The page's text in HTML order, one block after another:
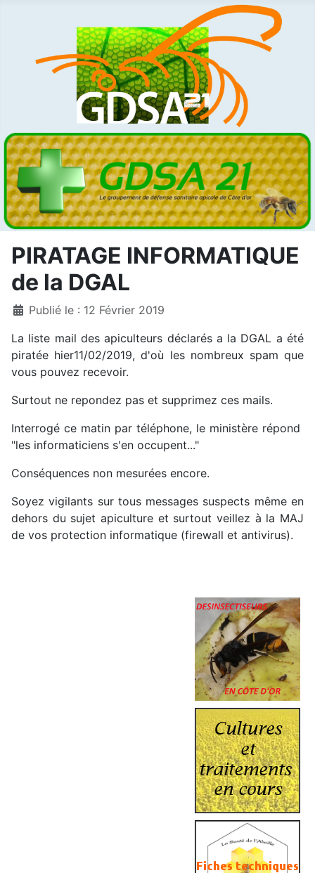
PIRATAGE INFORMATIQUE
de la DGAL
DétailsPublié le : 12 Février 2019
La liste mail des apiculteurs déclarés a la DGAL a été
piratée hier11/02/2019, d'où les nombreux spam que
vous pouvez recevoir.
Surtout ne repondez pas et supprimez ces mails.
Interrogé ce matin par téléphone, le ministère répond
"les informaticiens s'en occupent..."
Conséquences non mesurées encore.
Soyez vigilants sur tous messages suspects même en
dehors du sujet apiculture et surtout veillez à la MAJ
de vos protection informatique (firewall et antivirus).